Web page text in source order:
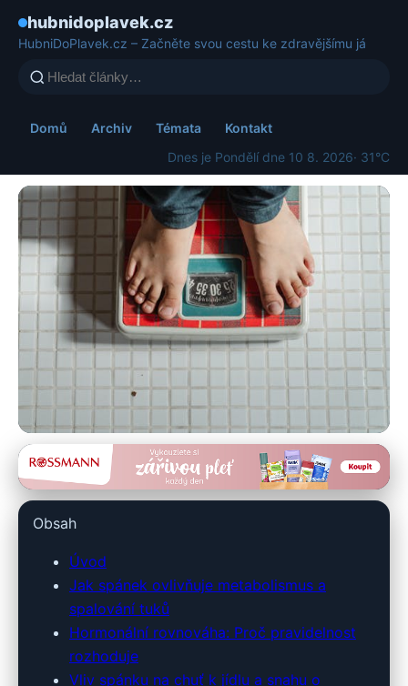
hubnidoplavek.cz
HubniDoPlavek.cz – Začněte svou cestu ke zdravějšímu já
Domů Archiv Témata
Kontakt
Dnes je Pondělí dne 10 8. 2026· 31°C
hubnidoplavek.cz
Jak Správný Spánkový Režim
Ovlivňuje Úspěch v Hubnutí
2. 3. 2026 · 8 min čtení · Autor: Alena Králová
Obsah
Úvod
Jak spánek ovlivňuje metabolismus a
spalování tuků
Hormonální rovnováha: Proč pravidelnost
rozhoduje
Vliv spánku na chuť k jídlu a snahu o